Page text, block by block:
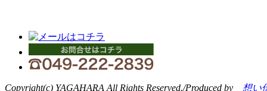
Copyright(c) YAGAHARA All Rights Reserved./Produced by 想い